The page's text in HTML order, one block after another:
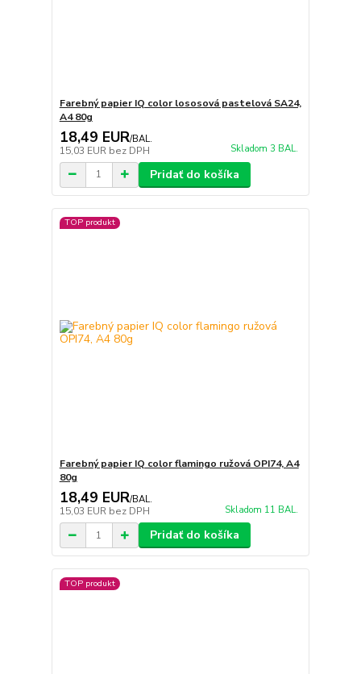
Farebný papier IQ color lososová pastelová SA24,
A4 80g
18,49 EUR/BAL.
15,03 EUR bez DPH Skladom 3 BAL.
Pridať do košíka
TOP produkt
Farebný papier IQ color flamingo ružová OPI74, A4
80g
18,49 EUR/BAL.
15,03 EUR bez DPH Skladom 11 BAL.
Pridať do košíka
TOP produkt